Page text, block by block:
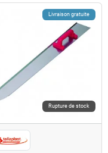
Livraison gratuite
Rupture de stock